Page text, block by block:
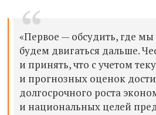
«Первое — обсудить, где мы
будем двигаться дальше.
и принять, что с учетом
и прогнозных оценок
долгосрочного роста
и национальных целей